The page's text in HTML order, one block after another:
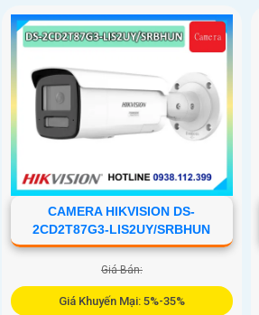
CAMERA HIKVISION DS-
2CD2T87G3-LIS2UY/SRBHUN
Giá Bán:
Giá Khuyến Mại: 5%-35%